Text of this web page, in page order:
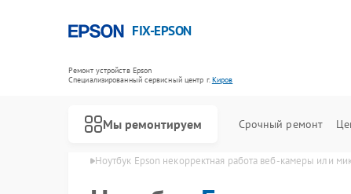
FIX-EPSON
Ремонт устройств Epson
Специализированный cервисный центр г.Киров
Мы ремонтируем Срочный ремонт
Ноутбук Epson некорректная работа веб‑камеры или